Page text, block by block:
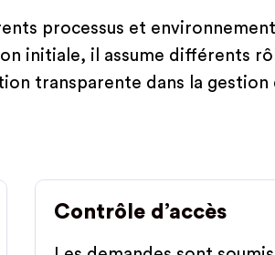
processus et
initiale, il assume différents
transparente dans la gestion
Contrôle d’accès